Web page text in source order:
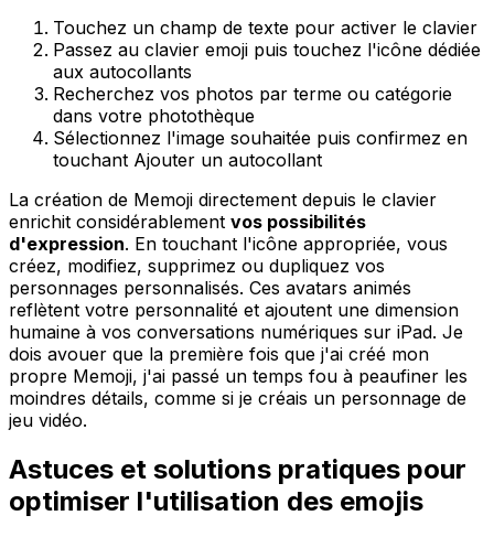
Touchez un champ de texte pour activer le clavier
Passez au clavier emoji puis touchez l'icône dédiée
aux autocollants
Recherchez vos photos par terme ou catégorie
dans votre photothèque
Sélectionnez l'image souhaitée puis confirmez en
touchant Ajouter un autocollant
La création de Memoji directement depuis le clavier
enrichit considérablement vos possibilités
d'expression. En touchant l'icône appropriée, vous
créez, modifiez, supprimez ou dupliquez vos
personnages personnalisés. Ces avatars animés
reflètent votre personnalité et ajoutent une dimension
humaine à vos conversations numériques sur iPad. Je
dois avouer que la première fois que j'ai créé mon
propre Memoji, j'ai passé un temps fou à peaufiner les
moindres détails, comme si je créais un personnage de
jeu vidéo.
Astuces et solutions pratiques pour
optimiser l'utilisation des emojis